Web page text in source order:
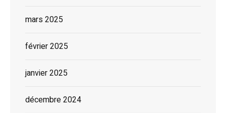
mars 2025
février 2025
janvier 2025
décembre 2024